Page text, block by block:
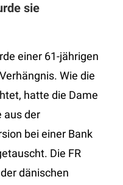
sie
einer 61-jährigen
Wie die
hatte die Dame
aus der
bei einer Bank
Die FR
dänischen